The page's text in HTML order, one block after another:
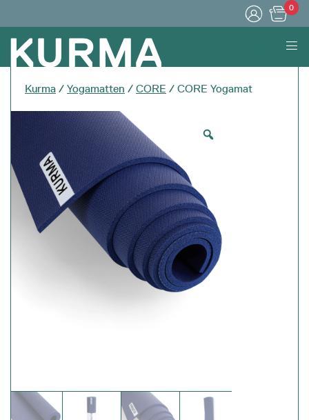
0
Kurma / Yogamatten / CORE / CORE Yogamat